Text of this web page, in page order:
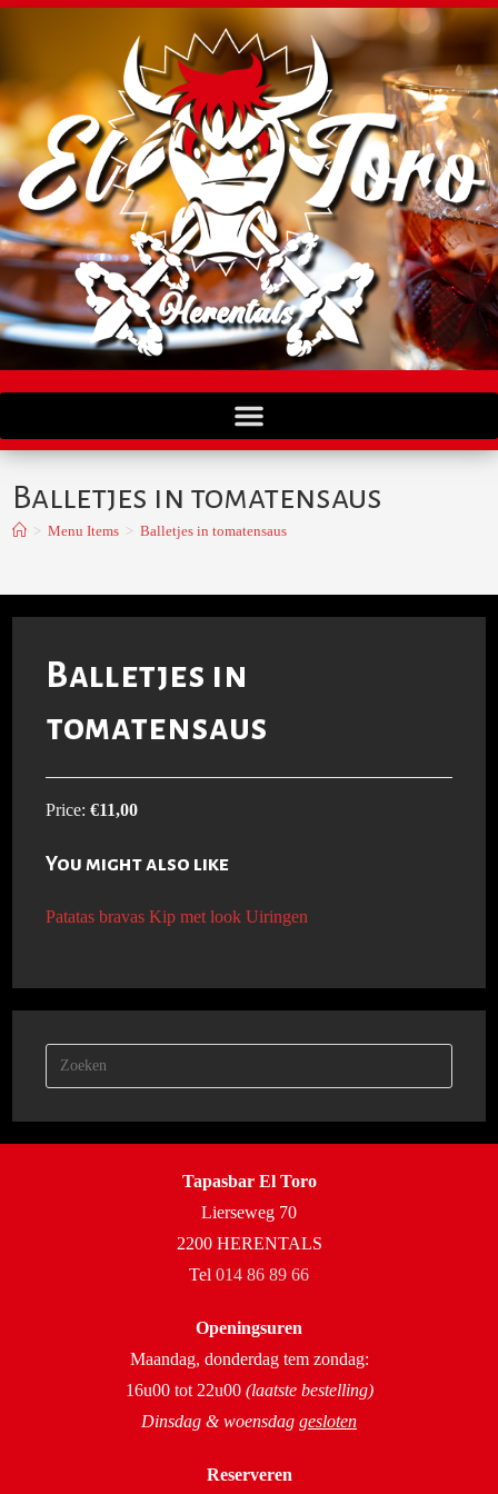
Balletjes in tomatensaus
> Menu Items > Balletjes in tomatensaus
Balletjes in
tomatensaus
Price:€11,00
You might also like
Patatas bravas Kip met look Uiringen
Tapasbar El Toro
Lierseweg 70
2200 HERENTALS
Tel 014 86 89 66
Openingsuren
Maandag, donderdag tem zondag:
16u00 tot 22u00 (laatste bestelling)
Dinsdag & woensdag gesloten
Reserveren